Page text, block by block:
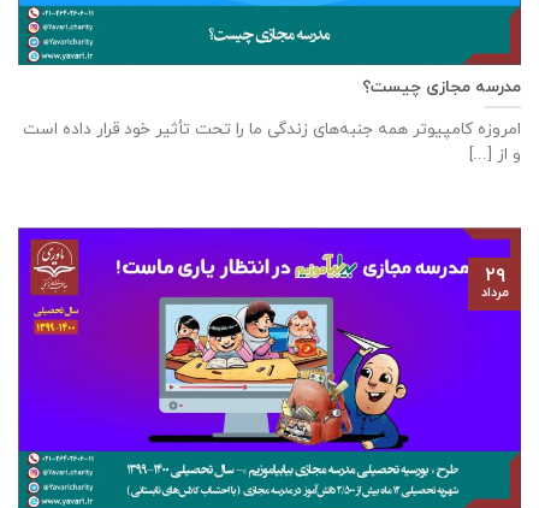
مدرسه مجازی چیست؟
امروزه کامپیوتر همه جنبه‌های زندگی ما را تحت تأثیر خود قرار داده است
و از [...]
۲۹
مرداد